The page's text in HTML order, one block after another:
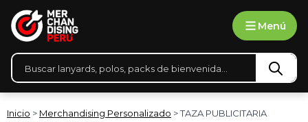
Menú
Búsqueda
Inicio > Merchandising Personalizado > TAZA PUBLICITARIA